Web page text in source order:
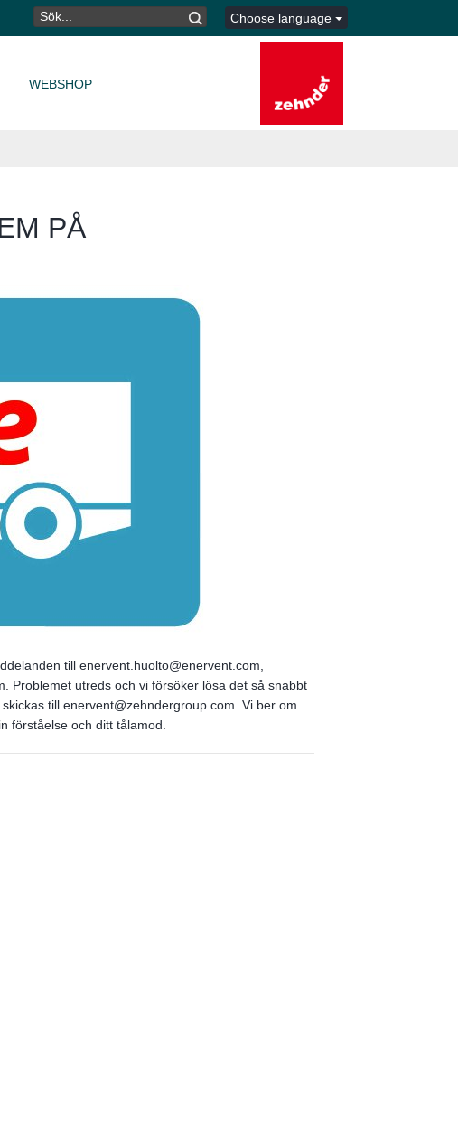
SÖK
EFTER:
Choose language
WEBSHOP
PÅ
till enervent.huolto@enervent.com,
Problemet utreds och vi försöker lösa det så snabbt
till enervent@zehndergroup.com. Vi ber om
förståelse och ditt tålamod.